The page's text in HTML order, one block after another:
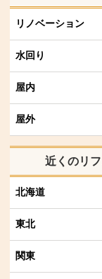
リノベーション
水回り
屋内
屋外
近くのリ
北海道
東北
関東